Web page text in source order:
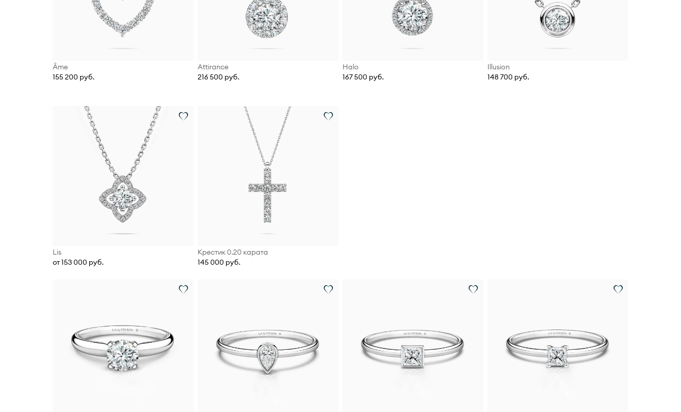
Âme
155 200 руб.
Attirance
216 500 руб.
Halo
167 500 руб.
Illusion
148 700 руб.
Lis
от 153 000 руб.
Крестик 0.20 карата
145 000 руб.